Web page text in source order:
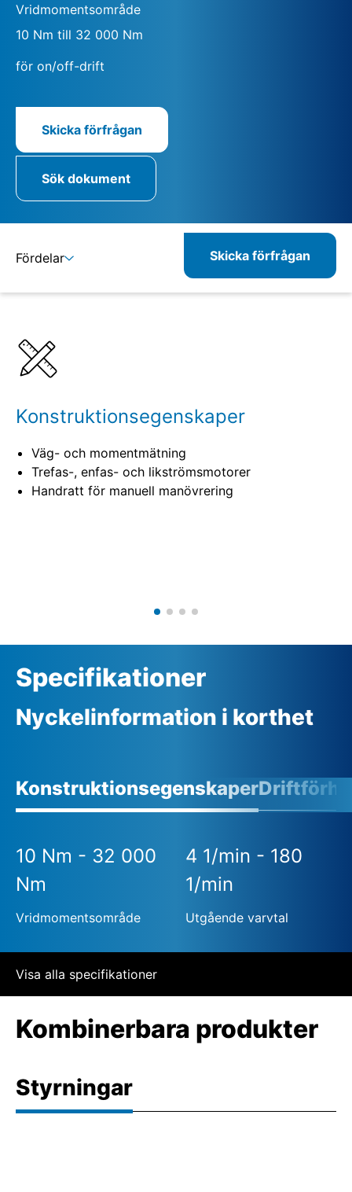
Vridmomentsområde
10 Nm till 32 000 Nm
för on/off-drift
Skicka förfrågan
Sök dokument
Fördelar
Kombinerbara produkter
Relaterade produkter
Skicka förfrågan
Konstruktionsegenskaper
Väg- och momentmätning
Trefas-, enfas- och likströmsmotorer
Handratt för manuell manövrering
Specifikationer
Nyckelinformation i korthet
Konstruktionsegenskaper
10 Nm - 32 000
Nm
Vridmomentsområde
4 1/min - 180
1/min
Utgående varvtal
Visa alla specifikationer
Kombinerbara produkter
Styrningar